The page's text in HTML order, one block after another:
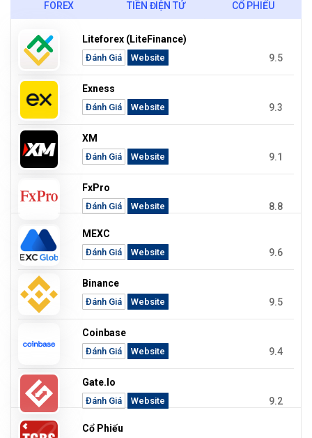
FOREX TIỀN ĐIỆN TỬ CỔ PHIẾU
Liteforex (LiteFinance)
Đánh Giá Website 9.5
Exness
Đánh Giá Website 9.3
XM
Đánh Giá Website 9.1
FxPro
Đánh Giá Website 8.8
MEXC
Đánh Giá Website 9.6
Binance
Đánh Giá Website 9.5
Coinbase
Đánh Giá Website 9.4
Gate.io
Đánh Giá Website 9.2
Cổ Phiếu